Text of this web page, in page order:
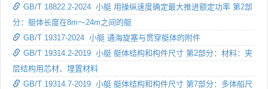
GB/T 18822.2-2024 小艇 用操纵速度确定最大推进额定功率 第2部
分：艇体长度在8m～24m之间的艇
GB/T 19317-2024 小艇 通海旋塞与贯穿艇体的附件
GB/T 19314.2-2019 小艇 艇体结构和构件尺寸 第2部分：材料：夹
层结构用芯材、埋置材料
GB/T 19314.7-2019 小艇 艇体结构和构件尺寸 第7部分：多体船尺